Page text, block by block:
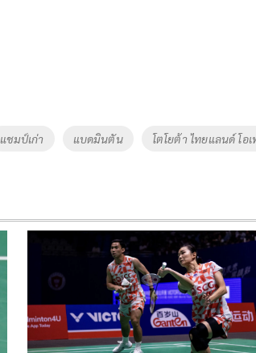
แชมป์เก่า แบดมินตัน โตโยต้า ไทยแลนด์ โอ